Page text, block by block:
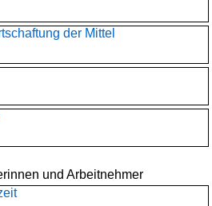
der Mittel
und Arbeitnehmer